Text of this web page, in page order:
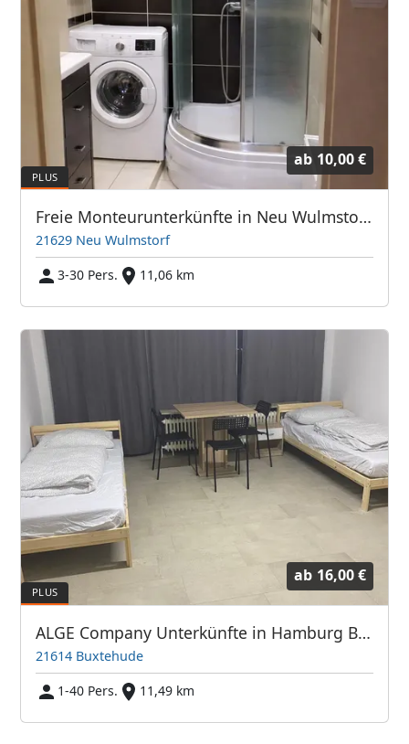
ab 10,00 €
Freie Monteurunterkünfte in Neu Wulmstorf – JETZT anrufen! Wir sprechen auch Polnisch
21629 Neu Wulmstorf
3-30 Pers.
11,06 km
ab 16,00 €
ALGE Company Unterkünfte in Hamburg Buxtehude Stade
21614 Buxtehude
1-40 Pers.
11,49 km